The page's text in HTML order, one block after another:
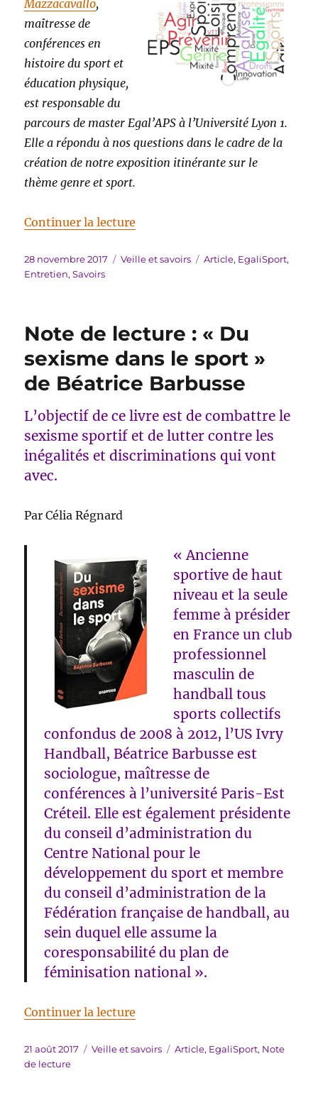
Mazzacavallo,
maîtresse de
conférences en
histoire du sport et
éducation physique,
est responsable du
parcours de master Egal’APS à l’Université Lyon 1.
Elle a répondu à nos questions dans le cadre de la
création de notre exposition itinérante sur le
thème genre et sport.
Continuer la lecture
Publié
le
28 novembre 2017 Catégories
Veille et savoirs Étiquettes
Article, EgaliSport,
Entretien,Savoirs
Note de lecture : « Du
sexisme dans le sport »
de Béatrice Barbusse
L’objectif de ce livre est de combattre le
sexisme sportif et de lutter contre les
inégalités et discriminations qui vont
avec.
Par Célia Régnard
« Ancienne
sportive de haut
niveau et la seule
femme à présider
en France un club
professionnel
masculin de
handball tous
sports collectifs
confondus de 2008 à 2012, l’US Ivry
Handball, Béatrice Barbusse est
sociologue, maîtresse de
conférences à l’université Paris-Est
Créteil. Elle est également présidente
du conseil d’administration du
Centre National pour le
développement du sport et membre
du conseil d’administration de la
Fédération française de handball, au
sein duquel elle assume la
coresponsabilité du plan de
féminisation national ».
Continuer la lecture
Publié
le
21 août 2017 Catégories
Veille et savoirs Étiquettes
Article, EgaliSport, Note
de lecture